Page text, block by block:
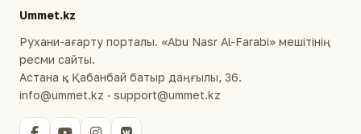
Ummet.kz
Рухани-ағарту порталы. «Abu Nasr Al-Farabi» мешітінің
ресми сайты.
Астана қ., Қабанбай батыр даңғылы, 36.
info@ummet.kz · support@ummet.kz